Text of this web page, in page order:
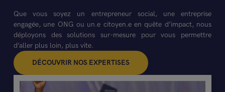
Que vous soyez un entrepreneur social, une entreprise
engagée, une ONG ou un.e citoyen.e en quête d’impact, nous
déployons des solutions sur-mesure pour vous permettre
d’aller plus loin, plus vite.
DÉCOUVRIR NOS EXPERTISES